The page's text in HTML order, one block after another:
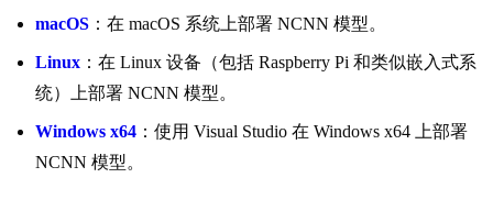
macOS ：在 macOS 系统上部署 NCNN 模型。
Linux ：在 Linux 设备（包括 Raspberry Pi 和类似嵌入式系
统）上部署 NCNN 模型。
Windows x64 ：使用 Visual Studio 在 Windows x64 上部署
NCNN 模型。